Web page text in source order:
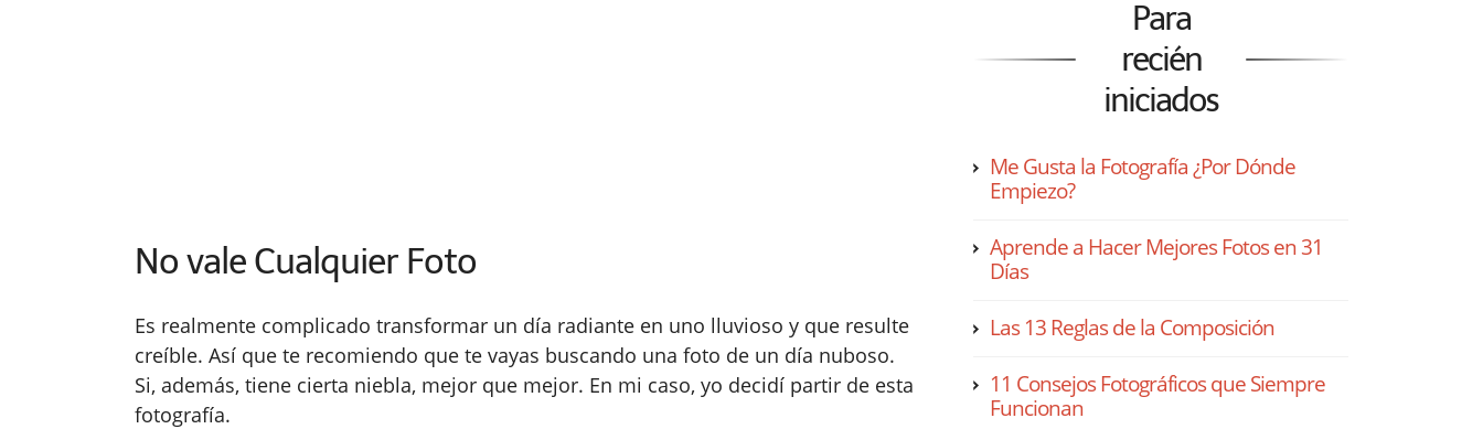
No vale Cualquier Foto
Es realmente complicado transformar un día radiante en uno lluvioso y que resulte
creíble. Así que te recomiendo que te vayas buscando una foto de un día nuboso.
Si, además, tiene cierta niebla, mejor que mejor. En mi caso, yo decidí partir de esta
fotografía.
Para
recién
iniciados
Me Gusta la Fotografía ¿Por Dónde
Empiezo?
Aprende a Hacer Mejores Fotos en 31
Días
Las 13 Reglas de la Composición
11 Consejos Fotográficos que Siempre
Funcionan